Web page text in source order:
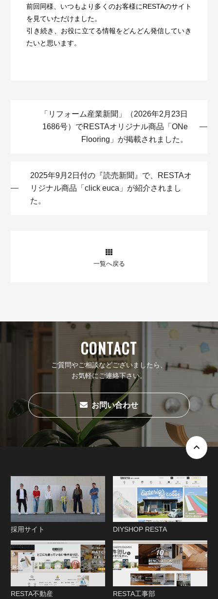
前回同様、いつもより多くのお客様にRESTAのサイト
を見ていただけました。
引き続き、お役に立てる情報をどんどん発信していき
たいと思います。
2025年9月2日付の『読売新聞』で、RESTAオ
リジナル商品「click euca」が紹介されまし
た。
「リフォーム産業新聞」（2026年2月23日
1686号）でRESTAオリジナル商品「ONe
Flooring」が掲載されました。
一覧へ戻る
CONTACT
ご質問やご相談などございましたら、
お気軽にご連絡下さい。
お問い合わせ
採用サイト DIYSHOP RESTA
RESTA不動産 RESTA工事部